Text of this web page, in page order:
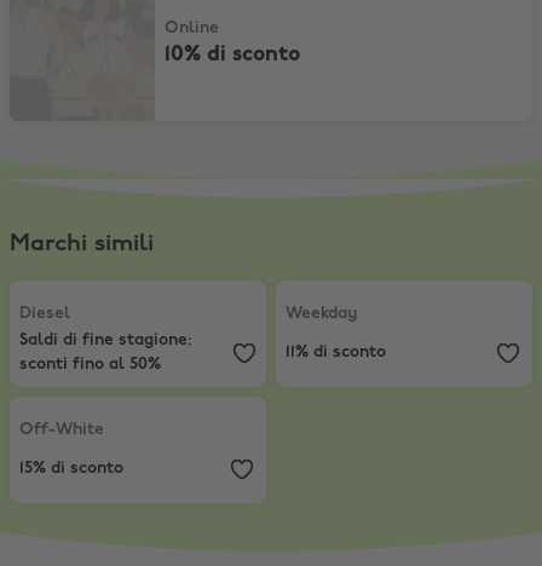
Online
10% di sconto
Marchi simili
Diesel
Saldi di fine stagione: sconti fino al 50%
Diesel
Saldi di fine stagione:
sconti fino al 50%
Weekday
Weekday
11% di sconto
Off-White
Off-White
15% di sconto